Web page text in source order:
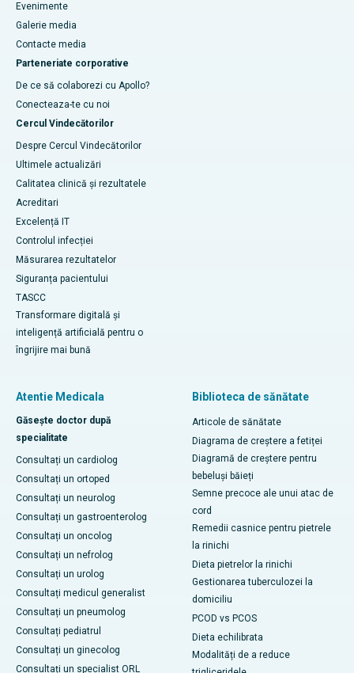
Evenimente
Galerie media
Contacte media
Parteneriate corporative
De ce să colaborezi cu Apollo?
Conecteaza-te cu noi
Cercul Vindecătorilor
Despre Cercul Vindecătorilor
Ultimele actualizări
Calitatea clinică și rezultatele
Acreditari
Excelență IT
Controlul infecției
Măsurarea rezultatelor
Siguranța pacientului
TASCC
Transformare digitală și
inteligență artificială pentru o
îngrijire mai bună
Atentie Medicala
Găsește doctor după
specialitate
Consultați un cardiolog
Consultați un ortoped
Consultați un neurolog
Consultați un gastroenterolog
Consultați un oncolog
Consultați un nefrolog
Consultați un urolog
Consultați medicul generalist
Consultați un pneumolog
Consultați pediatrul
Consultați un ginecolog
Consultați un specialist ORL
Biblioteca de sănătate
Articole de sănătate
Diagrama de creștere a fetiței
Diagramă de creștere pentru
bebeluși băieți
Semne precoce ale unui atac de
cord
Remedii casnice pentru pietrele
la rinichi
Dieta pietrelor la rinichi
Gestionarea tuberculozei la
domiciliu
PCOD vs PCOS
Dieta echilibrata
Modalități de a reduce